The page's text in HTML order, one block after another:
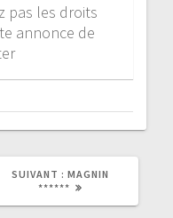
pas les droits
annonce de
SUIVANT : MAGNIN
******